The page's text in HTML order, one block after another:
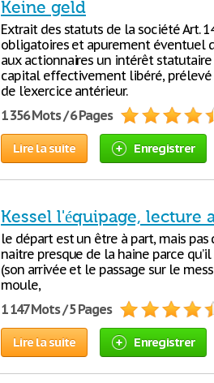
Keine geld
Extrait des statuts de la société Art.
obligatoires et apurement éventuel
aux actionnaires un intérêt
capital effectivement libéré,
de l'exercice antérieur.
1 356 Mots / 6 Pages
Lire la suite Enregistrer
Kessel l'équipage, lecture
le départ est un être à part, mais
naitre presque de la haine parce
(son arrivée et le passage sur le
moule,
1 147 Mots / 5 Pages
Lire la suite Enregistrer